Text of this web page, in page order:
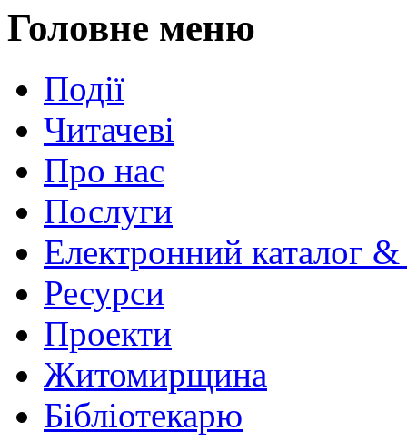
Головне меню
Події
Читачеві
Про нас
Послуги
Електронний каталог
Ресурси
Проекти
Житомирщина
Бібліотекарю